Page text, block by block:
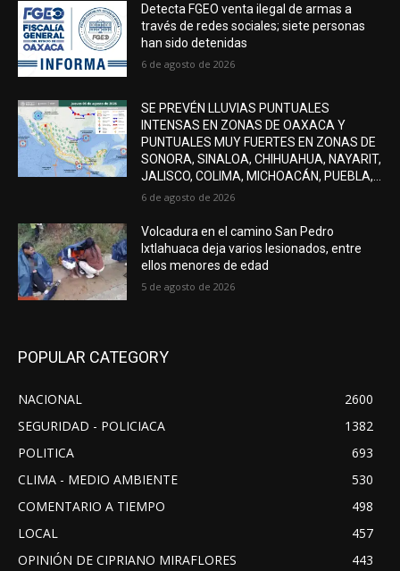
Detecta FGEO venta ilegal de armas a
través de redes sociales; siete personas
han sido detenidas
6 de agosto de 2026
SE PREVÉN LLUVIAS PUNTUALES
INTENSAS EN ZONAS DE OAXACA Y
PUNTUALES MUY FUERTES EN ZONAS DE
SONORA, SINALOA, CHIHUAHUA, NAYARIT,
JALISCO, COLIMA, MICHOACÁN, PUEBLA,...
6 de agosto de 2026
Volcadura en el camino San Pedro
Ixtlahuaca deja varios lesionados, entre
ellos menores de edad
5 de agosto de 2026
POPULAR CATEGORY
NACIONAL
2600
SEGURIDAD - POLICIACA
1382
POLITICA
693
CLIMA - MEDIO AMBIENTE
530
COMENTARIO A TIEMPO
498
LOCAL
457
OPINIÓN DE CIPRIANO MIRAFLORES
443